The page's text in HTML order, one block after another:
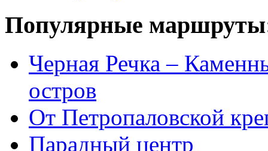
Популярные
Черная Речка –
остров
От Петропаловской
Парадный центр